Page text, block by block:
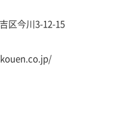
区今川3-12-15